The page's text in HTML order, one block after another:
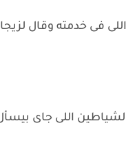
فى خدمته وقال
اللى جاى